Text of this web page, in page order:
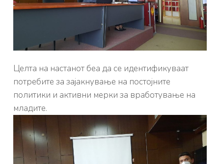
Целта на настанот беа да се идентификуваат
потребите за зајакнување на постојните
политики и активни мерки за вработување на
младите.